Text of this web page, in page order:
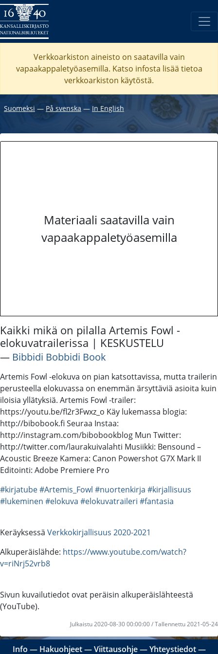
Verkkoarkiston aineisto on saatavilla vain
vapaakappaletyöasemilla. Katso infosta lisää tietoa
verkkoarkiston käytöstä.
Suomeksi ― På svenska ― In English
Materiaali saatavilla vain
vapaakappaletyöasemilla
Kaikki mikä on pilalla Artemis Fowl -
elokuvatrailerissa | KESKUSTELU
― Bibbidi Bobbidi Book
Artemis Fowl -elokuva on pian katsottavissa, mutta trailerin
perusteella elokuvassa on enemmän ärsyttäviä asioita kuin
iloisia yllätyksiä. Artemis Fowl -trailer:
https://youtu.be/fl2r3Fwxz_o Käy lukemassa blogia:
http://bibobook.fi Seuraa Instaa:
http://instagram.com/bibobookblog Mun Twitter:
http://twitter.com/laurakuivalahti Musiikki: Bensound –
Acoustic Breeze Kamera: Canon Powershot G7X Mark II
Editointi: Adobe Premiere Pro
#kirjatube#Artemis_Fowl #nuortenkirja #kirjallisuus
#lukeminen #elokuva #elokuvatraileri #fantasia
Keräyksessä Verkkokirjallisuus 2020-2021
Alkuperäislähde: https://www.youtube.com/watch?
v=riNrj52vrb8
Sivun kuvailutiedot ovat peräisin alkuperäislähteestä
(YouTube).
Julkaistu 2020-08-30 00:00:00 / Tallennettu 2021-05-24
Info ― Hakuohjeet―Viittausohje―Yhteystiedot―